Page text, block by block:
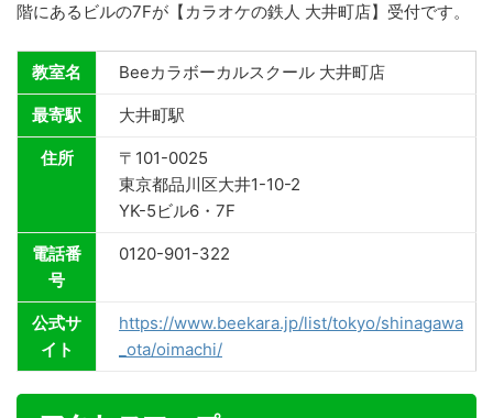
階にあるビルの7Fが【カラオケの鉄人 大井町店】受付です。
教室名 Beeカラボーカルスクール 大井町店
最寄駅 大井町駅
住所
〒101-0025
東京都品川区大井1-10-2
YK-5ビル6・7F
電話番
号
0120-901-322
公式サ
イト
https://www.beekara.jp/list/tokyo/shinagawa
_ota/oimachi/